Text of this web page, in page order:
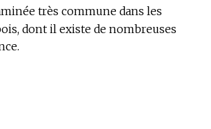
très commune dans les
dont il existe de nombreuses